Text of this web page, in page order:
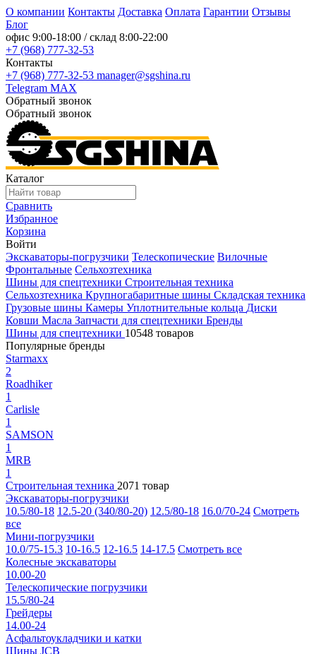
О компании Контакты Доставка Оплата Гарантии Отзывы
Блог
офис 9:00-18:00 / склад 8:00-22:00
+7 (968) 777-32-53
Контакты
+7 (968) 777-32-53 manager@sgshina.ru
Telegram MAX
Обратный звонок
Обратный звонок
Каталог
Сравнить
Избранное
Корзина
Войти
Экскаваторы-погрузчики Телескопические Вилочные
Фронтальные Сельхозтехника
Шины для спецтехники Строительная техника
Сельхозтехника Крупногабаритные шины Складская техника
Грузовые шины Камеры Уплотнительные кольца Диски
Ковши Масла Запчасти для спецтехники Бренды
Шины для спецтехники 10548 товаров
Популярные бренды
Starmaxx
2
Roadhiker
1
Carlisle
1
SAMSON
1
MRB
1
Строительная техника 2071 товар
Экскаваторы-погрузчики
10.5/80-18 12.5-20 (340/80-20) 12.5/80-18 16.0/70-24 Смотреть
все
Мини-погрузчики
10.0/75-15.3 10-16.5 12-16.5 14-17.5 Смотреть все
Колесные экскаваторы
10.00-20
Телескопические погрузчики
15.5/80-24
Грейдеры
14.00-24
Асфальтоукладчики и катки
Шины JCB